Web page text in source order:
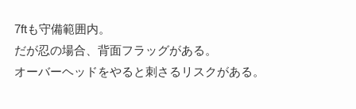
7ftも守備範囲内。
だが忍の場合、背面フラッグがある。
オーバーヘッドをやると刺さるリスクがある。